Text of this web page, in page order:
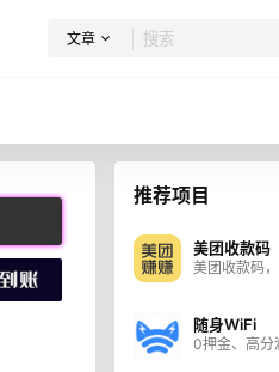
文章
推荐项目
美团收款码
美团收款码
随身WiFi
0押金、高分